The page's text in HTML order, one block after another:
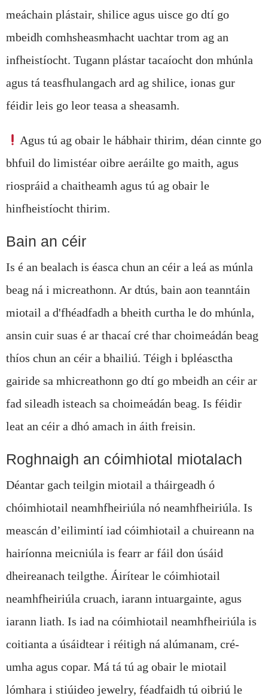
meáchain plástair, shilice agus uisce go dtí go
mbeidh comhsheasmhacht uachtar trom ag an
infheistíocht. Tugann plástar tacaíocht don mhúnla
agus tá teasfhulangach ard ag shilice, ionas gur
féidir leis go leor teasa a sheasamh.
Agus tú ag obair le hábhair thirim, déan cinnte go
bhfuil do limistéar oibre aeráilte go maith, agus
riospráid a chaitheamh agus tú ag obair le
hinfheistíocht thirim.
Bain an céir
Is é an bealach is éasca chun an céir a leá as múnla
beag ná i micreathonn. Ar dtús, bain aon teanntáin
miotail a d'fhéadfadh a bheith curtha le do mhúnla,
ansin cuir suas é ar thacaí cré thar choimeádán beag
thíos chun an céir a bhailiú. Téigh i bpléasctha
gairide sa mhicreathonn go dtí go mbeidh an céir ar
fad sileadh isteach sa choimeádán beag. Is féidir
leat an céir a dhó amach in áith freisin.
Roghnaigh an cóimhiotal miotalach
Déantar gach teilgin miotail a tháirgeadh ó
chóimhiotail neamhfheiriúla nó neamhfheiriúla. Is
meascán d’eilimintí iad cóimhiotail a chuireann na
hairíonna meicniúla is fearr ar fáil don úsáid
dheireanach teilgthe. Áirítear le cóimhiotail
neamhfheiriúla cruach, iarann ​​intuargainte, agus
iarann ​​liath. Is iad na cóimhiotail neamhfheiriúla is
coitianta a úsáidtear i réitigh ná alúmanam, cré-
umha agus copar. Má tá tú ag obair le miotail
lómhara i stiúideo jewelry, féadfaidh tú oibriú le